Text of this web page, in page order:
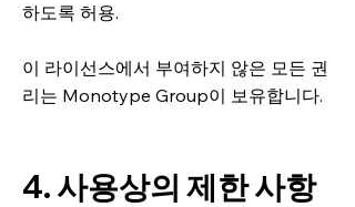
하도록 허용.
이 라이선스에서 부여하지 않은 모든 권
리는 Monotype Group이 보유합니다.
4. 사용상의 제한 사항